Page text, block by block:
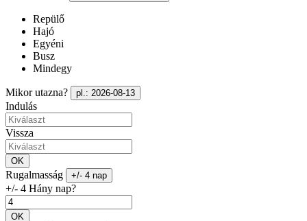
Repülő
Hajó
Egyéni
Busz
Mindegy
Mikor utazna? pl.: 2026-08-13
Indulás
Vissza
OK
Rugalmasság +/- 4 nap
+/- 4 Hány nap?
OK